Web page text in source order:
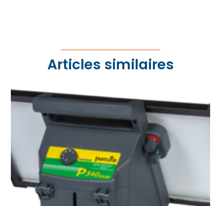
Articles similaires